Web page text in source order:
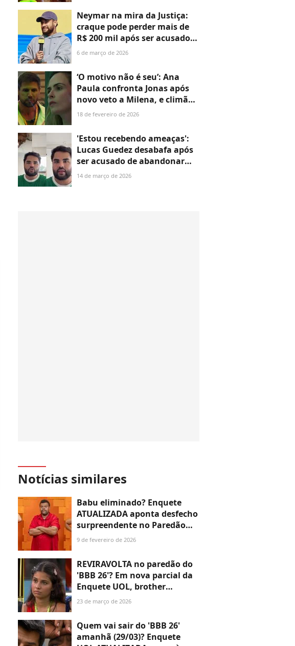
Cowboy: 'Frouxo'
Neymar na mira da Justiça:
craque pode perder mais de
R$ 200 mil após ser acusado
de explorar cozinheira em
16h
6 de março de 2026
‘O motivo não é seu’: Ana
Paula confronta Jonas após
novo veto a Milena, e climão
domina a Festa do Líder no
18 de fevereiro de 2026
'Estou recebendo ameaças':
Lucas Guedez desabafa após
ser acusado de abandonar
cachorrinha. 'Foi o melhor
14 de março de 2026
Notícias similares
Babu eliminado? Enquete
ATUALIZADA aponta desfecho
surpreendente no Paredão
entre ator, Sarah Andrade e
9 de fevereiro de 2026
REVIRAVOLTA no paredão do
'BBB 26'? Em nova parcial da
Enquete UOL, brother
aumenta porcentagens e fica
saiba quem!
23 de março de 2026
Quem vai sair do 'BBB 26'
amanhã (29/03)? Enquete